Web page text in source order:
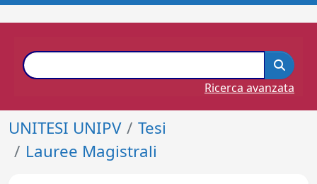
Ricerca avanzata
UNITESI UNIPV
Tesi
Lauree Magistrali